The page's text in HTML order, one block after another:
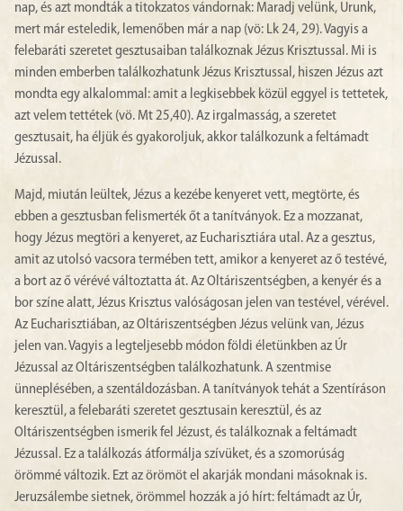
nap, és azt mondták a titokzatos vándornak: Maradj velünk, Urunk,
mert már esteledik, lemenőben már a nap (vö: Lk 24, 29). Vagyis a
felebaráti szeretet gesztusaiban találkoznak Jézus Krisztussal. Mi is
minden emberben találkozhatunk Jézus Krisztussal, hiszen Jézus azt
mondta egy alkalommal: amit a legkisebbek közül eggyel is tettetek,
azt velem tettétek (vö. Mt 25,40). Az irgalmasság, a szeretet
gesztusait, ha éljük és gyakoroljuk, akkor találkozunk a feltámadt
Jézussal.
Majd, miután leültek, Jézus a kezébe kenyeret vett, megtörte, és
ebben a gesztusban felismerték őt a tanítványok. Ez a mozzanat,
hogy Jézus megtöri a kenyeret, az Eucharisztiára utal. Az a gesztus,
amit az utolsó vacsora termében tett, amikor a kenyeret az ő testévé,
a bort az ő vérévé változtatta át. Az Oltáriszentségben, a kenyér és a
bor színe alatt, Jézus Krisztus valóságosan jelen van testével, vérével.
Az Eucharisztiában, az Oltáriszentségben Jézus velünk van, Jézus
jelen van. Vagyis a legteljesebb módon földi életünkben az Úr
Jézussal az Oltáriszentségben találkozhatunk. A szentmise
ünneplésében, a szentáldozásban. A tanítványok tehát a Szentíráson
keresztül, a felebaráti szeretet gesztusain keresztül, és az
Oltáriszentségben ismerik fel Jézust, és találkoznak a feltámadt
Jézussal. Ez a találkozás átformálja szívüket, és a szomorúság
örömmé változik. Ezt az örömöt el akarják mondani másoknak is.
Jeruzsálembe sietnek, örömmel hozzák a jó hírt: feltámadt az Úr,